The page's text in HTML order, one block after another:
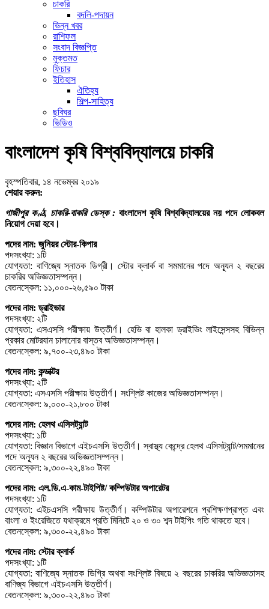
চাকরি
বদলি-পদায়ন
ভিন্ন খবর
রাশিফল
সংবাদ বিজ্ঞপ্তি
মুক্তমত
ফিচার
ইতিহাস
ঐতিহ্য
শিল্প-সাহিত্য
ছবিঘর
ভিডিও
বাংলাদেশ কৃষি বিশ্ববিদ্যালয়ে চাকরি
বৃহস্পতিবার, ১৪ নভেম্বর ২০১৯
শেয়ার করুন:
গাজীপুর কণ্ঠ, চাকরি-বাকরি ডেস্ক : বাংলাদেশ কৃষি বিশ্ববিদ্যালয়ের নয় পদে লোকবল
নিয়োগ দেয়া হবে।
পদের নাম: জুনিয়র স্টোর-কিপার
পদসংখ্যা: ১টি
যোগ্যতা: বাণিজ্যে স্নাতক ডিগ্রী। স্টোর ক্লার্ক বা সমমানের পদে অন্যূন ২ বছরের
চাকরির অভিজ্ঞতাসম্পন্ন।
বেতনস্কেল: ১১,০০০-২৬,৫৯০ টাকা
পদের নাম: ড্রাইভার
পদসংখ্যা: ২টি
যোগ্যতা: এসএসসি পরীক্ষায় উত্তীর্ণ। হেভি বা হালকা ড্রাইভিং লাইসেন্সসহ বিভিন্ন
প্রকার মােটরযান চালানাের বাস্তব অভিজ্ঞতাসম্পন্ন।
বেতনস্কেল: ৯,৭০০-২৩,৪৯০ টাকা
পদের নাম: কন্ডাক্টর
পদসংখ্যা: ২টি
যোগ্যতা: এসএসসি পরীক্ষায় উত্তীর্ণ। সংশ্লিষ্ট কাজের অভিজ্ঞতাসম্পন্ন।
বেতনস্কেল: ৯,০০০-২১,৮০০ টাকা
পদের নাম: হেলথ এসিসট্যান্ট
পদসংখ্যা: ১টি
যোগ্যতা: বিজ্ঞান বিভাগে এইচএসসি উত্তীর্ণ। স্বাস্থ্য কেন্দ্রে হেলথ এসিসট্যান্ট/সমমানের
পদে অন্যূন ২ বছরের অভিজ্ঞতাসম্পন্ন।
বেতনস্কেল: ৯,৩০০-২২,৪৯০ টাকা
পদের নাম: এল.ডি.এ-কাম-টাইপিষ্ট/ কম্পিউটার অপারেটর
পদসংখ্যা: ১টি
যোগ্যতা: এইচএসসি পরীক্ষায় উত্তীর্ণ। কম্পিউটার অপারেশনে প্রশিক্ষণপ্রাপ্ত এবং
বাংলা ও ইংরেজিতে যথাক্রমে প্রতি মিনিটে ২০ ও ৩০ শব্দ টাইপিং গতি থাকতে হবে।
বেতনস্কেল: ৯,৩০০-২২,৪৯০ টাকা
পদের নাম: স্টোর ক্লার্ক
পদসংখ্যা: ১টি
যোগ্যতা: বাণিজ্যে স্নাতক ডিগ্রি অথবা সংশ্লিষ্ট বিষয়ে ২ বছরের চাকরির অভিজ্ঞতাসহ
বাণিজ্য বিভাগে এইচএসসি উত্তীর্ণ।
বেতনস্কেল: ৯,৩০০-২২,৪৯০ টাকা